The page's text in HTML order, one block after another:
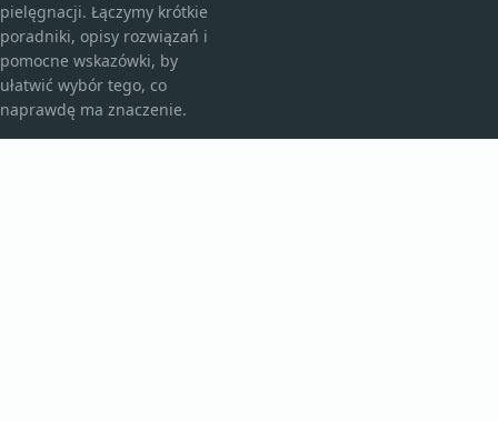
pielęgnacji. Łączymy krótkie
poradniki, opisy rozwiązań i
pomocne wskazówki, by
ułatwić wybór tego, co
naprawdę ma znaczenie.